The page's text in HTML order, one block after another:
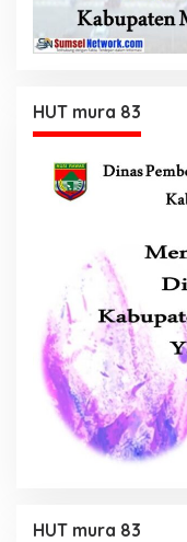
HUT mura 83
HUT mura 83